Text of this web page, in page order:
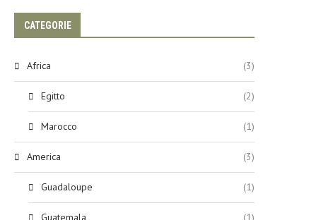
CATEGORIE
Africa (3)
Egitto (2)
Marocco (1)
America (3)
Guadaloupe (1)
Guatemala (1)